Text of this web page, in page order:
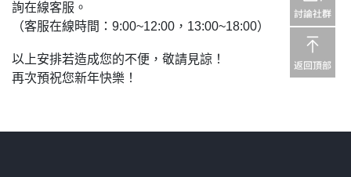
詢在線客服。
（客服在線時間：9:00~12:00，13:00~18:00）
以上安排若造成您的不便，敬請見諒！
再次預祝您新年快樂！